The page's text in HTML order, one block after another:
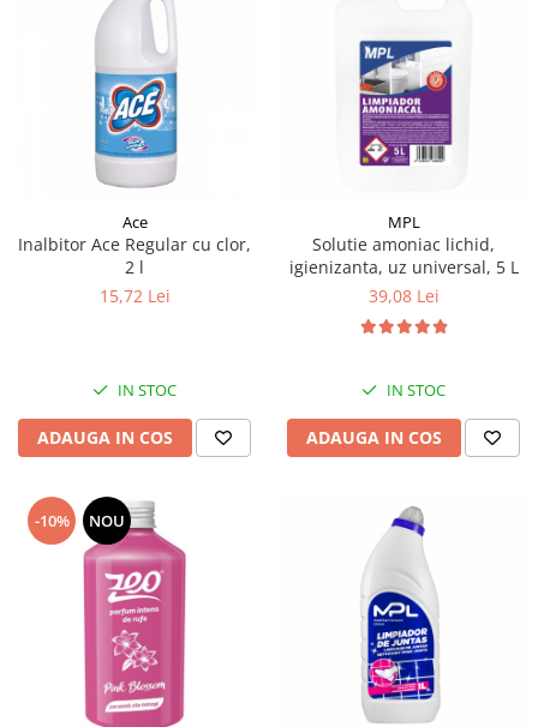
Ace
Inalbitor Ace Regular cu clor,
2 l
15,72 Lei
IN STOC
ADAUGA IN COS
MPL
Solutie amoniac lichid,
igienizanta, uz universal, 5 L
39,08 Lei
IN STOC
ADAUGA IN COS
-10% NOU